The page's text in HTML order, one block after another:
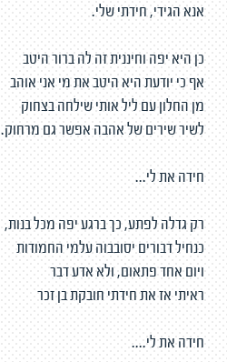
אנא הגידי, חידתי שלי.
כן היא יפה וחיננית זה לה ברור היטב
אף כי יודעת היא היטב את מי אני אוהב
מן החלון עם ליל אותי שילחה בצחוק
לשיר שירים של אהבה אפשר גם מרחוק.
חידה את לי...
רק גדלה לפתע, כך ברגע יפה מכל בנות,
כנחיל דבורים יסובבוה עלמי החמודות
ויום אחד פתאום, ולא אדע דבר
ראיתי אז את חידתי חובקת בן זכר
חידה את לי....